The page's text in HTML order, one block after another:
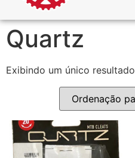
Quartz
Exibindo um único resultado